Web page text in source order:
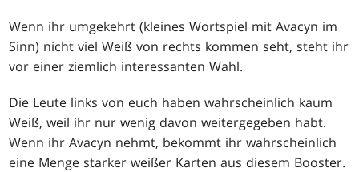
Wenn ihr umgekehrt (kleines Wortspiel mit Avacyn im
Sinn) nicht viel Weiß von rechts kommen seht, steht ihr
vor einer ziemlich interessanten Wahl.
Die Leute links von euch haben wahrscheinlich kaum
Weiß, weil ihr nur wenig davon weitergegeben habt.
Wenn ihr Avacyn nehmt, bekommt ihr wahrscheinlich
eine Menge starker weißer Karten aus diesem Booster.